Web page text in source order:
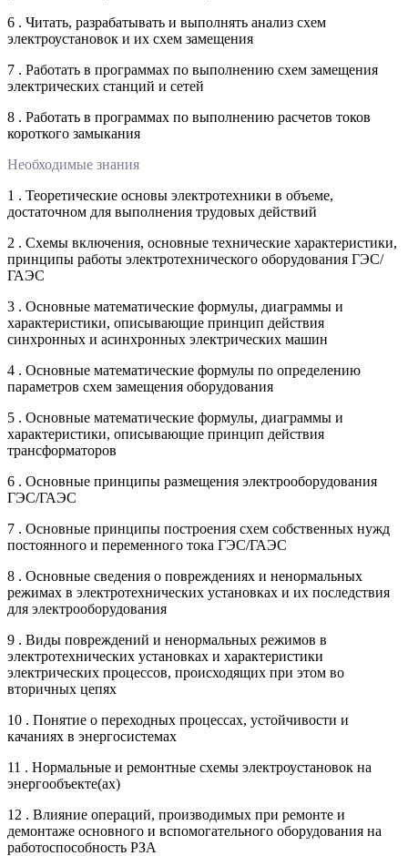
6 . Читать, разрабатывать и выполнять анализ схем
электроустановок и их схем замещения
7 . Работать в программах по выполнению схем замещения
электрических станций и сетей
8 . Работать в программах по выполнению расчетов токов
короткого замыкания
Необходимые знания
1 . Теоретические основы электротехники в объеме,
достаточном для выполнения трудовых действий
2 . Схемы включения, оcновные технические характеристики,
принципы работы электротехнического оборудования ГЭС/
ГАЭС
3 . Основные математические формулы, диаграммы и
характеристики, описывающие принцип действия
синхронных и асинхронных электрических машин
4 . Основные математические формулы по определению
параметров схем замещения оборудования
5 . Основные математические формулы, диаграммы и
характеристики, описывающие принцип действия
трансформаторов
6 . Основные принципы размещения электрооборудования
ГЭС/ГАЭС
7 . Основные принципы построения схем собственных нужд
постоянного и переменного тока ГЭС/ГАЭС
8 . Основные сведения о повреждениях и ненормальных
режимах в электротехнических установках и их последствия
для электрооборудования
9 . Виды повреждений и ненормальных режимов в
электротехнических установках и характеристики
электрических процессов, происходящих при этом во
вторичных цепях
10 . Понятие о переходных процессах, устойчивости и
качаниях в энергосистемах
11 . Нормальные и ремонтные схемы электроустановок на
энергообъекте(ах)
12 . Влияние операций, производимых при ремонте и
демонтаже основного и вспомогательного оборудования на
работоспособность РЗА